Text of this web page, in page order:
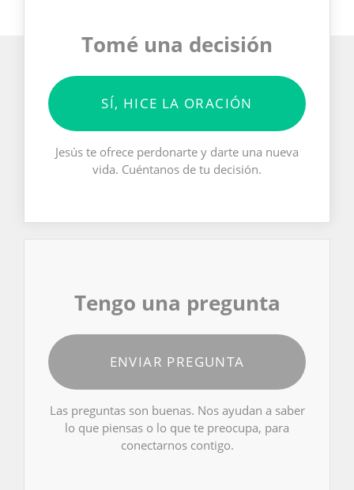
Tomé una decisión
SÍ, HICE LA ORACIÓN
Jesús te ofrece perdonarte y darte una nueva
vida. Cuéntanos de tu decisión.
Tengo una pregunta
ENVIAR PREGUNTA
Las preguntas son buenas. Nos ayudan a saber
lo que piensas o lo que te preocupa, para
conectarnos contigo.